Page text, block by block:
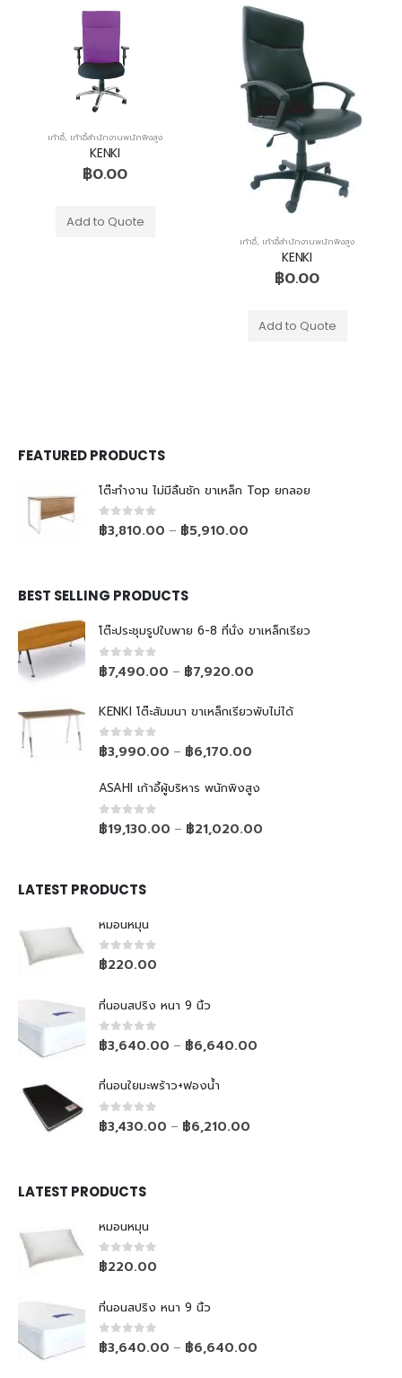
เก้าอี้, เก้าอี้สำนักงานพนักพิงสูง
KENKI
฿0.00
Add to Quote
เก้าอี้, เก้าอี้สำนักงานพนักพิงสูง
KENKI
฿0.00
Add to Quote
FEATURED PRODUCTS
โต๊ะทำงาน ไม่มีลิ้นชัก ขาเหล็ก Top ยกลอย
0out of 5
฿3,810.00 – ฿5,910.00
BEST SELLING PRODUCTS
โต๊ะประชุมรูปใบพาย 6-8 ที่นั่ง ขาเหล็กเรียว
0out of 5
฿7,490.00 – ฿7,920.00
KENKI โต๊ะสัมมนา ขาเหล็กเรียวพับไม่ได้
0out of 5
฿3,990.00 – ฿6,170.00
ASAHI เก้าอี้ผู้บริหาร พนักพิงสูง
0out of 5
฿19,130.00 – ฿21,020.00
LATEST PRODUCTS
หมอนหมุน
0out of 5
฿220.00
ที่นอนสปริง หนา 9 นิ้ว
0out of 5
฿3,640.00 – ฿6,640.00
ที่นอนใยมะพร้าว+ฟองน้ำ
0out of 5
฿3,430.00 – ฿6,210.00
LATEST PRODUCTS
หมอนหมุน
0out of 5
฿220.00
ที่นอนสปริง หนา 9 นิ้ว
0out of 5
฿3,640.00 – ฿6,640.00